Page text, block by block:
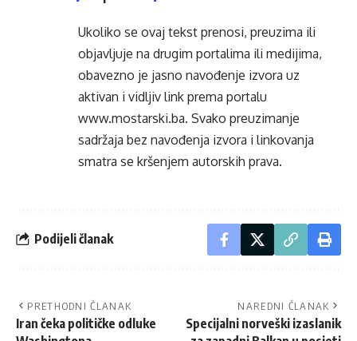
Ukoliko se ovaj tekst prenosi, preuzima ili
objavljuje na drugim portalima ili medijima,
obavezno je jasno navođenje izvora uz
aktivan i vidljiv link prema portalu
www.mostarski.ba. Svako preuzimanje
sadržaja bez navođenja izvora i linkovanja
smatra se kršenjem autorskih prava.
Podijeli članak
PRETHODNI ČLANAK
Iran čeka političke odluke
NAREDNI ČLANAK
Specijalni norveški izaslanik